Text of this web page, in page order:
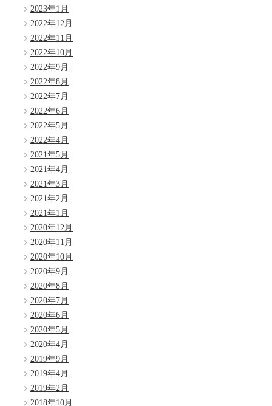
2023年1月
2022年12月
2022年11月
2022年10月
2022年9月
2022年8月
2022年7月
2022年6月
2022年5月
2022年4月
2021年5月
2021年4月
2021年3月
2021年2月
2021年1月
2020年12月
2020年11月
2020年10月
2020年9月
2020年8月
2020年7月
2020年6月
2020年5月
2020年4月
2019年9月
2019年4月
2019年2月
2018年10月